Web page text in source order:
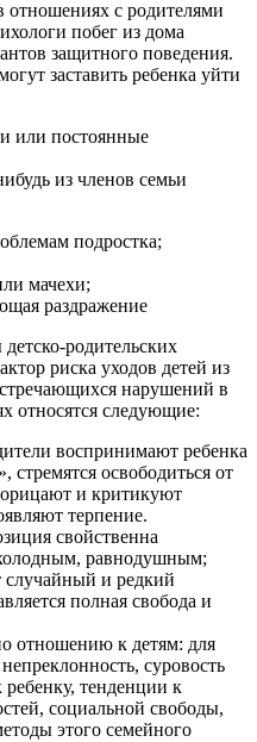
отношениях с родителями
побег из дома
защитного поведения.
заставить ребенка уйти
или постоянные
из членов семьи
подростка;
мачехи;
раздражение
родительских
риска уходов детей из
нарушений в
относятся следующие:
воспринимают ребенка
стремятся освободиться от
и критикуют
терпение.
свойственна
равнодушным;
случайный и редкий
полная свобода и
отношению к детям: для
суровость
тенденции к
социальной свободы,
этого семейного